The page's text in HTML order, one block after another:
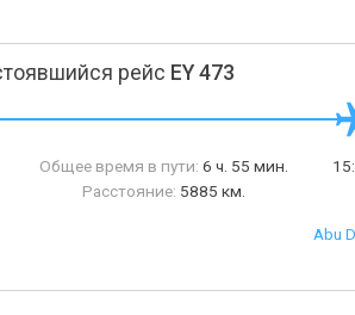
рейс EY 473
Общее время в пути: 6 ч. 55 мин.
Расстояние: 5885 км.
Abu